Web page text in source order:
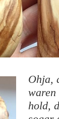
Ohja,
waren
hold,